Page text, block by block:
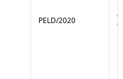
PELD/2020